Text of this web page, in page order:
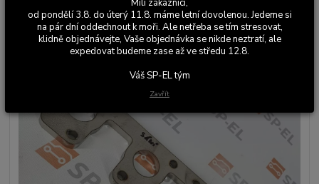
Milí zákaznící,
od pondělí 3.8. do úterý 11.8. máme letní dovolenou. Jedeme si
na pár dní oddechnout k moři. Ale netřeba se tím stresovat,
klidně objednávejte, Vaše objednávka se nikde neztratí, ale
expedovat budeme zase až ve středu 12.8.
Váš SP-EL tým
Zavřít